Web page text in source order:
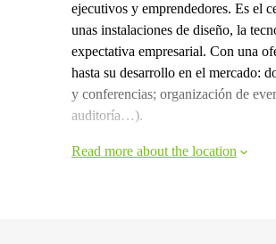
ejecutivos y emprendedores. Es el
unas instalaciones de diseño, la
expectativa empresarial. Con una
hasta su desarrollo en el mercado:
y conferencias; organización de
auditoría…).
Read more about the location